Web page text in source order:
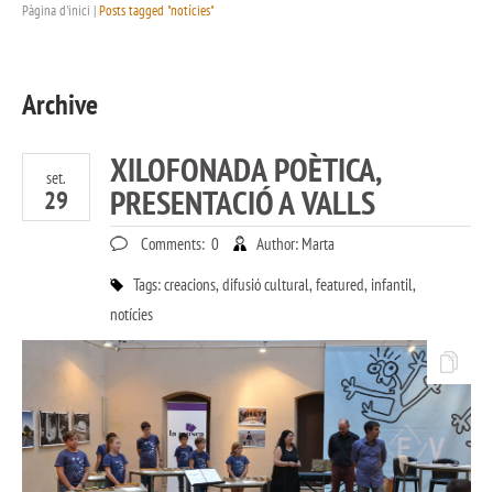
Pàgina d'inici |Posts tagged "notícies"
Archive
set.
29
XILOFONADA POÈTICA,
PRESENTACIÓ A VALLS
Comments: 0 Author: Marta
Tags:creacions,difusió cultural,featured, infantil,
notícies